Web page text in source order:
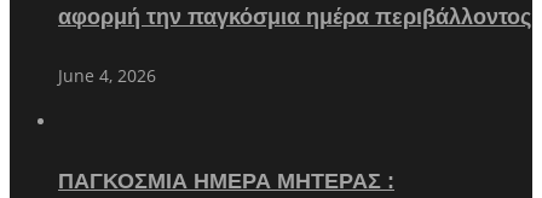
αφορμή την παγκόσμια ημέρα περιβάλλοντος
June 4, 2026
ΠΑΓΚΟΣΜΙΑ ΗΜΕΡΑ ΜΗΤΕΡΑΣ :